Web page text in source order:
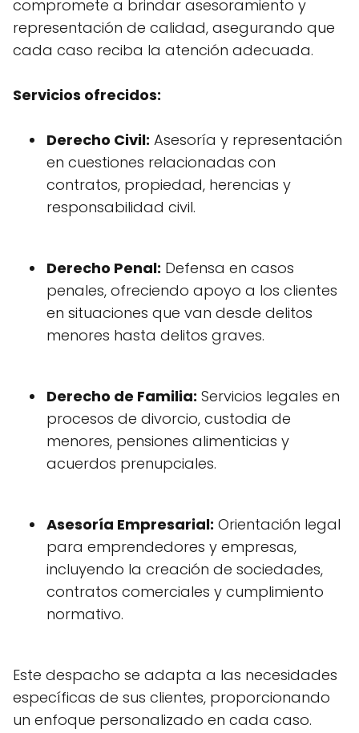
compromete a brindar asesoramiento y
representación de calidad, asegurando que
cada caso reciba la atención adecuada.
Servicios ofrecidos:
Derecho Civil: Asesoría y representación
en cuestiones relacionadas con
contratos, propiedad, herencias y
responsabilidad civil.
Derecho Penal: Defensa en casos
penales, ofreciendo apoyo a los clientes
en situaciones que van desde delitos
menores hasta delitos graves.
Derecho de Familia: Servicios legales en
procesos de divorcio, custodia de
menores, pensiones alimenticias y
acuerdos prenupciales.
Asesoría Empresarial: Orientación legal
para emprendedores y empresas,
incluyendo la creación de sociedades,
contratos comerciales y cumplimiento
normativo.
Este despacho se adapta a las necesidades
específicas de sus clientes, proporcionando
un enfoque personalizado en cada caso.